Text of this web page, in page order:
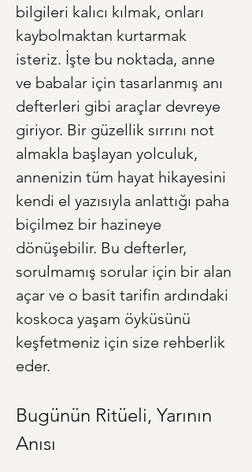
bilgileri kalıcı kılmak, onları
kaybolmaktan kurtarmak
isteriz. İşte bu noktada, anne
ve babalar için tasarlanmış anı
defterleri gibi araçlar devreye
giriyor. Bir güzellik sırrını not
almakla başlayan yolculuk,
annenizin tüm hayat hikayesini
kendi el yazısıyla anlattığı paha
biçilmez bir hazineye
dönüşebilir. Bu defterler,
sorulmamış sorular için bir alan
açar ve o basit tarifin ardındaki
koskoca yaşam öyküsünü
keşfetmeniz için size rehberlik
eder.
Bugünün Ritüeli, Yarının
Anısı